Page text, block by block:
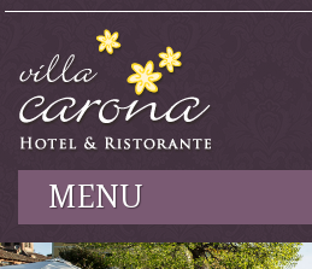
MENU
Hotel